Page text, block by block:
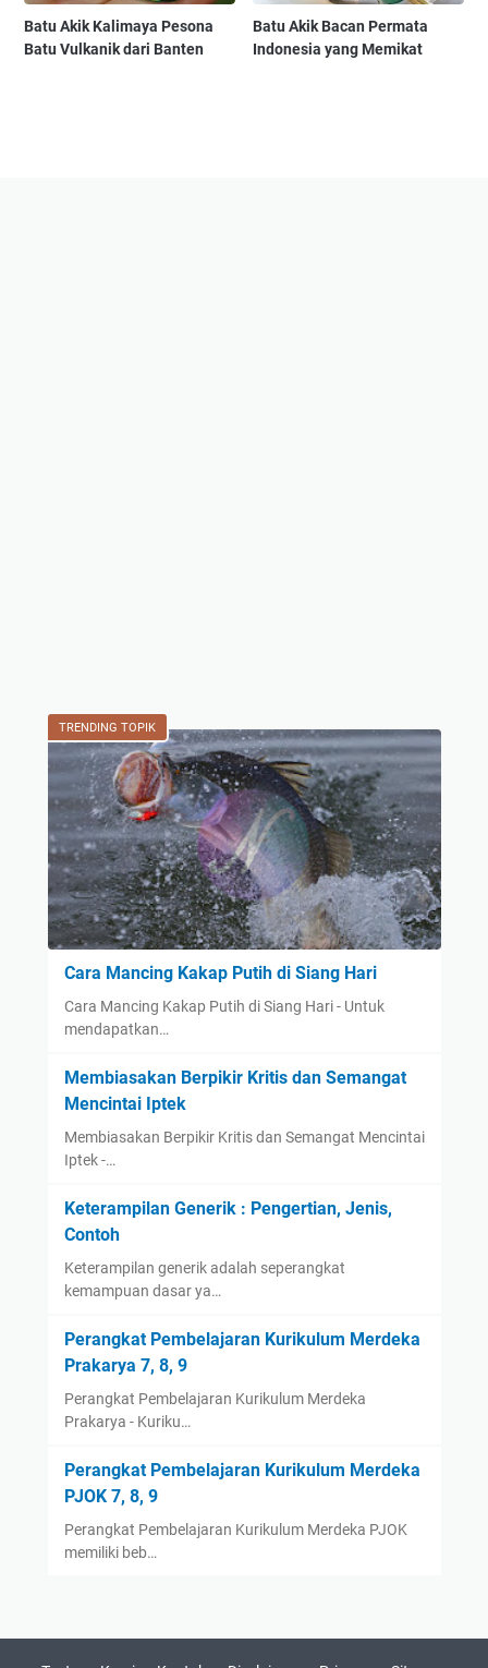
Batu Akik Kalimaya Pesona
Batu Vulkanik dari Banten
Batu Akik Bacan Permata
Indonesia yang Memikat
TRENDING TOPIK
Cara Mancing Kakap Putih di Siang Hari
Cara Mancing Kakap Putih di Siang Hari - Untuk
mendapatkan…
Membiasakan Berpikir Kritis dan Semangat
Mencintai Iptek
Membiasakan Berpikir Kritis dan Semangat Mencintai
Iptek -…
Keterampilan Generik : Pengertian, Jenis,
Contoh
Keterampilan generik adalah seperangkat
kemampuan dasar ya…
Perangkat Pembelajaran Kurikulum Merdeka
Prakarya 7, 8, 9
Perangkat Pembelajaran Kurikulum Merdeka
Prakarya - Kuriku…
Perangkat Pembelajaran Kurikulum Merdeka
PJOK 7, 8, 9
Perangkat Pembelajaran Kurikulum Merdeka PJOK
memiliki beb…